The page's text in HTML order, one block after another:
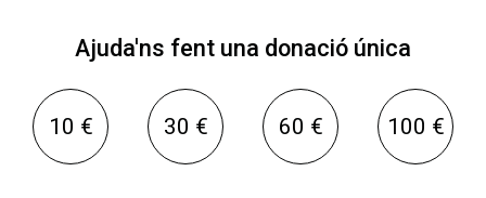
Ajuda'ns fent una donació única
10 € 30 € 60 € 100 €